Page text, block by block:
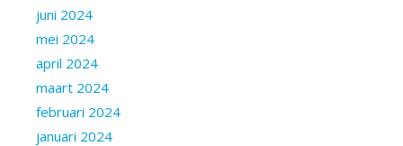
juni 2024
mei 2024
april 2024
maart 2024
februari 2024
januari 2024